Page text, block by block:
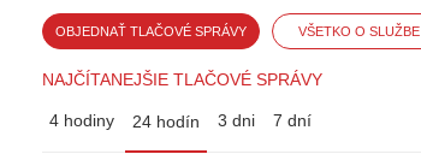
OBJEDNAŤ TLAČOVÉ SPRÁVY VŠETKO O SLUŽBE
NAJČÍTANEJŠIE TLAČOVÉ SPRÁVY
4 hodiny 24 hodín 3 dni 7 dní